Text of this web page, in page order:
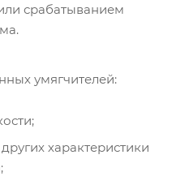
срабатыванием
умягчителей:
характеристики